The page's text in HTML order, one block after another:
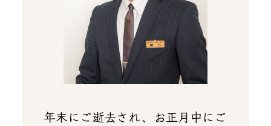
年末にご逝去され、お正月中にご